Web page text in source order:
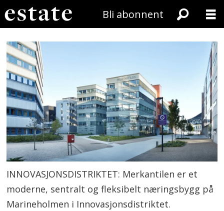
Bli abonnent
INNOVASJONSDISTRIKTET: Merkantilen er et
moderne, sentralt og fleksibelt næringsbygg på
Marineholmen i Innovasjonsdistriktet.